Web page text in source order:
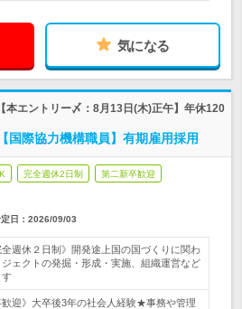
気になる
本エントリー〆：8月13日(木)正午】年休120
国際協力機構職員】有期雇用採用
完全週休2日制 第二新卒歓迎
日： 2026/09/03
週休２日制》開発途上国の国づくりに関わ
ェクトの発掘・形成・実施、組織運営など
す
歓迎》大卒後3年の社会人経験★事務や管理